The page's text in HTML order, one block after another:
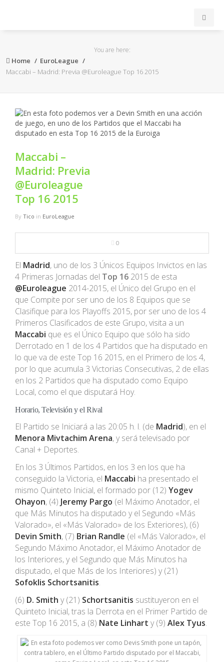
ACB
EuroLeague
FEB
OTROS
FORMACIÓN
MULTIMEDIA
RIO 2016
You are here:
Home
EuroLeague
Maccabi – Madrid: Previa @Euroleague Top 16 2015
Maccabi –
Madrid: Previa
@Euroleague
Top 16 2015
By Tico in EuroLeague
0
El Madrid, uno de los 3 Únicos Equipos Invictos en las
4 Primeras Jornadas del Top 16 2015 de esta
@Euroleague 2014-2015, el Único del Grupo en el
que Compite por ser uno de los 8 Equipos que se
Clasifique para los Playoffs 2015, por ser uno de los 4
Primeros Clasificados de este Grupo, visita a un
Maccabi que es el Único Equipo que sólo ha sido
Derrotado en 1 de los 4 Partidos que ha disputado en
lo que va de este Top 16 2015, en el Primero de los 4,
por lo que acumula 3 Victorias Consecutivas, 2 de ellas
en los 2 Partidos que ha disputado como Equipo
Local, como el que disputará Hoy.
Horario, Televisión y el Rival
El Partido se Iniciará a las 20:05 h. l. (de Madrid), en el
Menora Mivtachim Arena, y será televisado por
Canal + Deportes.
En los 3 Últimos Partidos, en los 3 en los que ha
conseguido la Victoria, el Maccabi ha presentado el
mismo Quinteto Inicial, el formado por (12) Yogev
Ohayon, (4) Jeremy Pargo (el Máximo Anotador, el
que Más Minutos ha disputado y el Segundo «Más
Valorado», el «Más Valorado» de los Exteriores), (6)
Devin Smith, (7) Brian Randle (el «Más Valorado», el
Segundo Máximo Anotador, el Máximo Anotador de
los Interiores, y el Segundo que Más Minutos ha
disputado, el que Más de los Interiores) y (21)
Sofoklis Schortsanitis.
(6) D. Smith y (21) Schortsanitis sustituyeron en el
Quinteto Inicial, tras la Derrota en el Primer Partido de
este Top 16 2015, a (8) Nate Linhart y (9) Alex Tyus.